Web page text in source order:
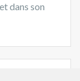
dans son